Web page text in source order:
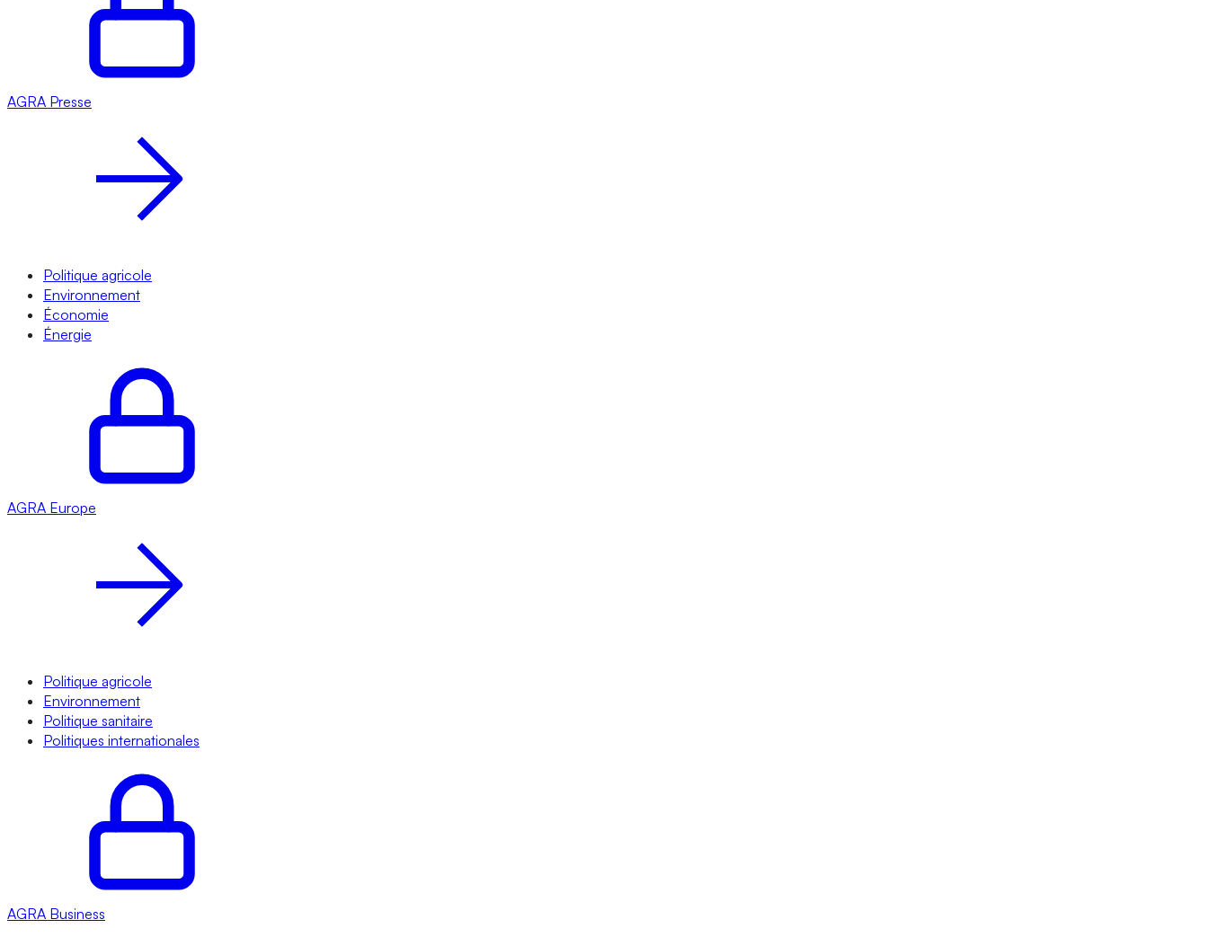
AGRA Presse
Politique agricole
Environnement
Économie
Énergie
AGRA Europe
Politique agricole
Environnement
Politique sanitaire
Politiques internationales
AGRA Business